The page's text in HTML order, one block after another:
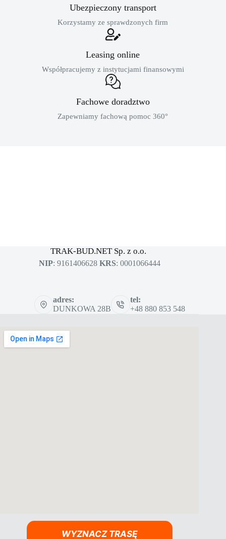
Ubezpieczony transport
Korzystamy ze sprawdzonych firm
Leasing online
Współpracujemy z instytucjami finansowymi
Fachowe doradztwo
Zapewniamy fachową pomoc 360°
TRAK-BUD.NET Sp. z o.o.
NIP: 9161406628 KRS: 0001066444
adres:
DUNKOWA 28B
tel:
+48 880 853 548
WYZNACZ TRASĘ